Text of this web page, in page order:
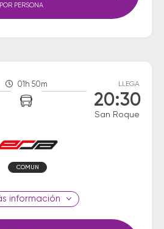
POR PERSONA
01h 50m LLEGA
20:30
San Roque
COMUN
información